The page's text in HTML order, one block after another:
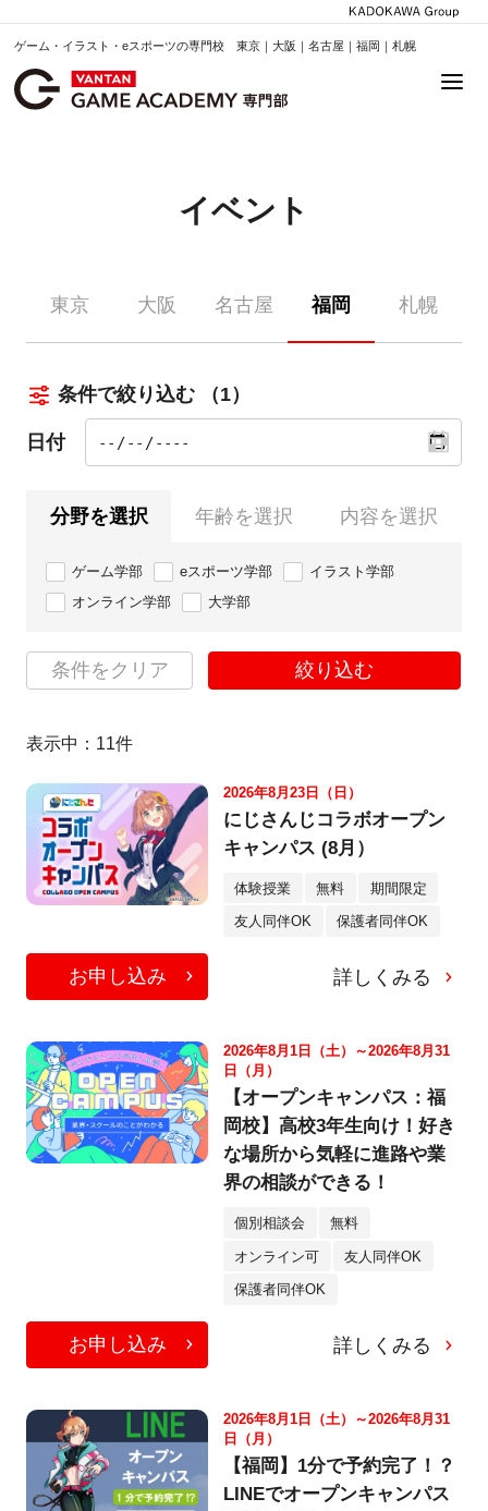
ゲーム・イラスト・eスポーツの専門校 東京｜大阪｜名古屋｜福岡｜札幌
イベント
東京 大阪 名古屋 福岡 札幌
条件で絞り込む （1）
日付
分野を選択 年齢を選択 内容を選択
ゲーム学部 eスポーツ学部
イラスト学部
オンライン学部
大学部
条件をクリア 絞り込む
表示中： 11件
2026年8月23日（日）
にじさんじコラボオープン
キャンパス (8月）
体験授業 無料 期間限定
友人同伴OK 保護者同伴OK
お申し込み 詳しくみる
2026年8月1日（土）～2026年8月31
日（月）
【オープンキャンパス：福
岡校】高校3年生向け！好き
な場所から気軽に進路や業
界の相談ができる！
個別相談会 無料
オンライン可 友人同伴OK
保護者同伴OK
お申し込み 詳しくみる
2026年8月1日（土）～2026年8月31
日（月）
【福岡】1分で予約完了！？
LINEでオープンキャンパス